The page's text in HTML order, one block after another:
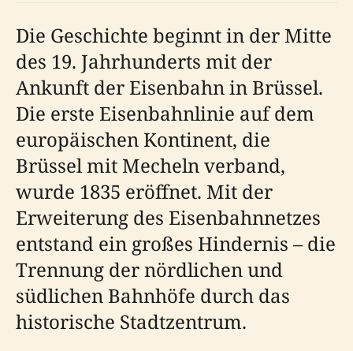
Die Geschichte beginnt in der Mitte
des 19. Jahrhunderts mit der
Ankunft der Eisenbahn in Brüssel.
Die erste Eisenbahnlinie auf dem
europäischen Kontinent, die
Brüssel mit Mecheln verband,
wurde 1835 eröffnet. Mit der
Erweiterung des Eisenbahnnetzes
entstand ein großes Hindernis – die
Trennung der nördlichen und
südlichen Bahnhöfe durch das
historische Stadtzentrum.